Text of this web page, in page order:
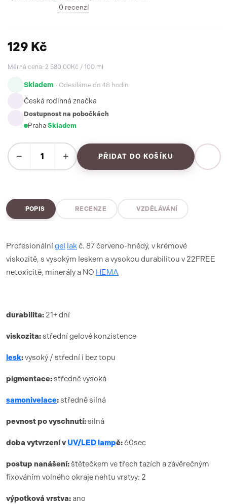
0 recenzí
129 Kč
Měrná cena: 2 580,00Kč / 100 ml
Skladem · Odesíláme do 48 hodin
Česká rodinná značka
Dostupnost na pobočkách
Praha·Skladem
− + PŘIDAT DO KOŠÍKU
POPIS RECENZE VZDĚLÁVÁNÍ
Profesionálnígel lakč. 87 červeno-hnědý, v krémové
viskozitě, s vysokým leskem a vysokou durabilitou v 22FREE
netoxicitě, minerály a NO HEMA
durabilita: 21+ dní
viskozita:střední gelové konzistence
lesk:vysoký / střední i bez topu
pigmentace:středně vysoká
samonivelace:středně silná
pevnost po vyschnutí:silná
doba vytvrzenív UV/LED lampě:60sec
postup nanášení:štětečkem ve třech tazích a závěrečným
fixováním volného okraje nehtu vrstvy: 2
výpotková vrstva: ano